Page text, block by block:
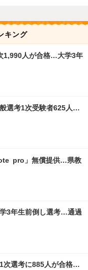
キング
1,990人が合格…大学3年
選考1次受験者625人…
pro」無償提供…県教
3年生前倒し選考…通過
1次選考に885人が合格…